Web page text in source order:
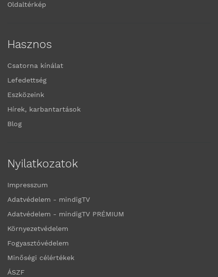
Oldaltérkép
Hasznos
Csatorna kínálat
Lefedettség
Eszközeink
Hírek, karbantartások
Blog
Nyilatkozatok
Impresszum
Adatvédelem - mindigTV
Adatvédelem - mindigTV PRÉMIUM
Környezetvédelem
Fogyasztóvédelem
Minőségi célértékek
ÁSZF